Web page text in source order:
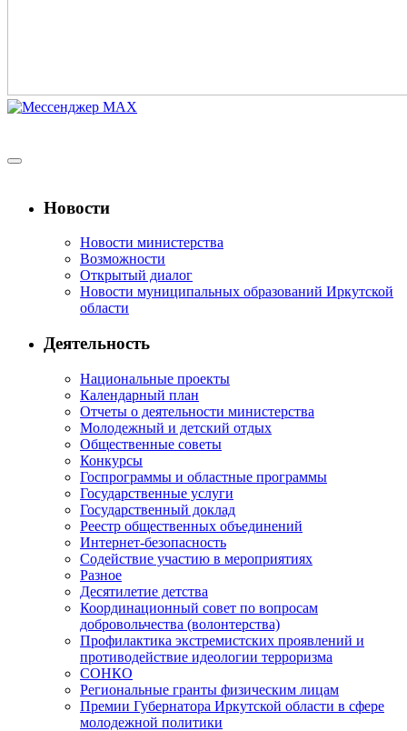
Новости
Новости министерства
Возможности
Открытый диалог
Новости муниципальных образований Иркутской
области
Деятельность
Национальные проекты
Календарный план
Отчеты о деятельности министерства
Молодежный и детский отдых
Общественные советы
Конкурсы
Госпрограммы и областные программы
Государственные услуги
Государственный доклад
Реестр общественных объединений
Интернет-безопасность
Содействие участию в мероприятиях
Разное
Десятилетие детства
Координационный совет по вопросам
добровольчества (волонтерства)
Профилактика экстремистских проявлений и
противодействие идеологии терроризма
СОНКО
Региональные гранты физическим лицам
Премии Губернатора Иркутской области в сфере
молодежной политики